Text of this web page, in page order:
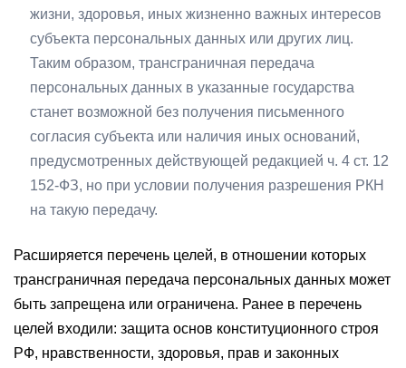
жизни, здоровья, иных жизненно важных интересов
субъекта персональных данных или других лиц.
Таким образом, трансграничная передача
персональных данных в указанные государства
станет возможной без получения письменного
согласия субъекта или наличия иных оснований,
предусмотренных действующей редакцией ч. 4 ст. 12
152-ФЗ, но при условии получения разрешения РКН
на такую передачу.
Расширяется перечень целей, в отношении которых
трансграничная передача персональных данных может
быть запрещена или ограничена. Ранее в перечень
целей входили: защита основ конституционного строя
РФ, нравственности, здоровья, прав и законных